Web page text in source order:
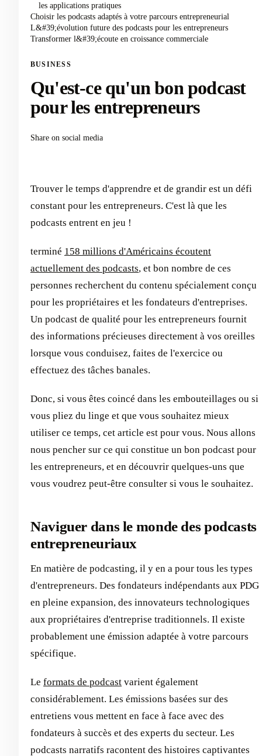
les applications pratiques
Choisir les podcasts adaptés à votre parcours entrepreneurial
L&#39;évolution future des podcasts pour les entrepreneurs
Transformer l&#39;écoute en croissance commerciale
BUSINESS
Qu'est-ce qu'un bon podcast
pour les entrepreneurs
Share on social media
Trouver le temps d'apprendre et de grandir est un défi
constant pour les entrepreneurs. C'est là que les
podcasts entrent en jeu !
terminé 158 millions d'Américains écoutent
actuellement des podcasts, et bon nombre de ces
personnes recherchent du contenu spécialement conçu
pour les propriétaires et les fondateurs d'entreprises.
Un podcast de qualité pour les entrepreneurs fournit
des informations précieuses directement à vos oreilles
lorsque vous conduisez, faites de l'exercice ou
effectuez des tâches banales.
Donc, si vous êtes coincé dans les embouteillages ou si
vous pliez du linge et que vous souhaitez mieux
utiliser ce temps, cet article est pour vous. Nous allons
nous pencher sur ce qui constitue un bon podcast pour
les entrepreneurs, et en découvrir quelques-uns que
vous voudrez peut-être consulter si vous le souhaitez.
Naviguer dans le monde des podcasts
entrepreneuriaux
En matière de podcasting, il y en a pour tous les types
d'entrepreneurs. Des fondateurs indépendants aux PDG
en pleine expansion, des innovateurs technologiques
aux propriétaires d'entreprise traditionnels. Il existe
probablement une émission adaptée à votre parcours
spécifique.
Le formats de podcast varient également
considérablement. Les émissions basées sur des
entretiens vous mettent en face à face avec des
fondateurs à succès et des experts du secteur. Les
podcasts narratifs racontent des histoires captivantes